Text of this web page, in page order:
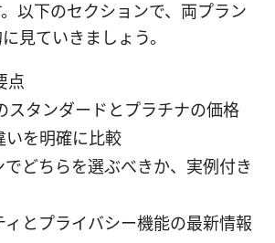
以下のセクションで、両プラン
見ていきましょう。
点
スタンダードとプラチナの価格
いを明確に比較
でどちらを選ぶべきか、実例付き
ィとプライバシー機能の最新情報